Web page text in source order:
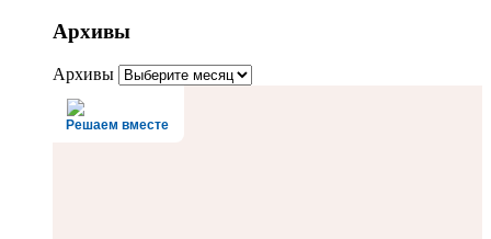
Архивы
Архивы
Решаем вместе